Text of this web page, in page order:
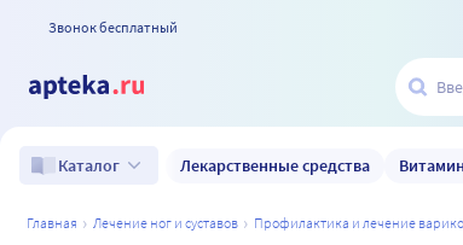
Звонок бесплатный
Каталог Лекарственные средства
главная лечение ног и суставов профилактика и лечение